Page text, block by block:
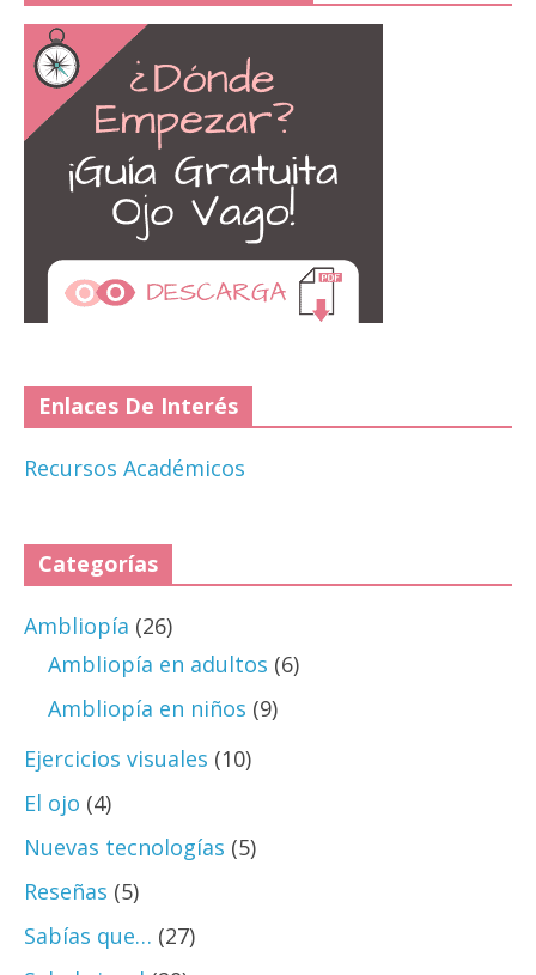
Enlaces De Interés
Recursos Académicos
Categorías
Ambliopía (26)
Ambliopía en adultos (6)
Ambliopía en niños (9)
Ejercicios visuales (10)
El ojo (4)
Nuevas tecnologías (5)
Reseñas (5)
Sabías que… (27)